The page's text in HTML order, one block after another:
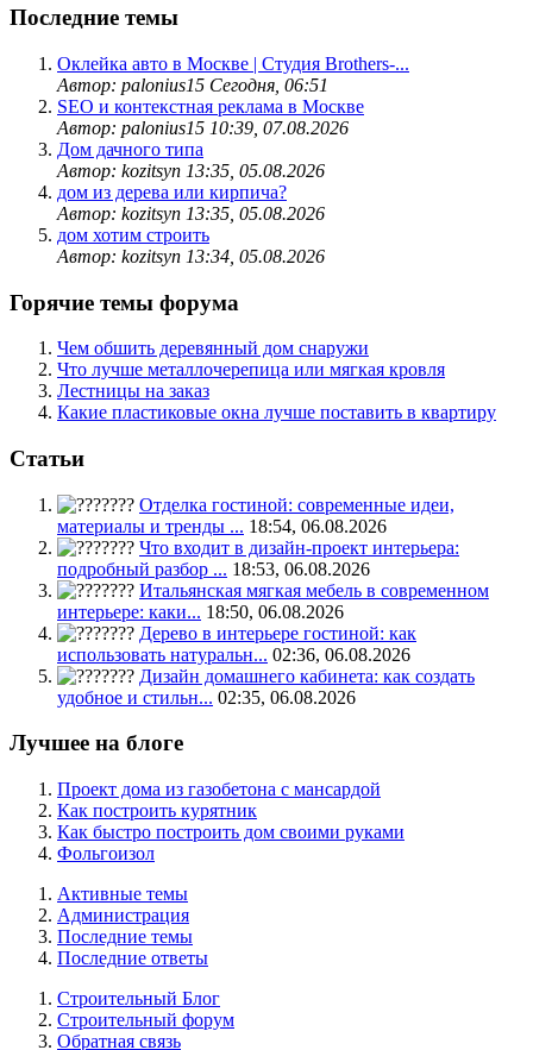
Последние темы
Оклейка авто в Москве | Студия Brothers-...
Автор: palonius15 Сегодня, 06:51
SEO и контекстная реклама в Москве
Автор: palonius15 10:39, 07.08.2026
Дом дачного типа
Автор: kozitsyn 13:35, 05.08.2026
дом из дерева или кирпича?
Автор: kozitsyn 13:35, 05.08.2026
дом хотим строить
Автор: kozitsyn 13:34, 05.08.2026
Горячие темы форума
Чем обшить деревянный дом снаружи
Что лучше металлочерепица или мягкая кровля
Лестницы на заказ
Какие пластиковые окна лучше поставить в квартиру
Статьи
Отделка гостиной: современные идеи,
материалы и тренды ... 18:54, 06.08.2026
Что входит в дизайн-проект интерьера:
подробный разбор ... 18:53, 06.08.2026
Итальянская мягкая мебель в современном
интерьере: каки... 18:50, 06.08.2026
Дерево в интерьере гостиной: как
использовать натуральн... 02:36, 06.08.2026
Дизайн домашнего кабинета: как создать
удобное и стильн... 02:35, 06.08.2026
Лучшее на блоге
Проект дома из газобетона с мансардой
Как построить курятник
Как быстро построить дом своими руками
Фольгоизол
Активные темы
Администрация
Последние темы
Последние ответы
Строительный Блог
Строительный форум
Обратная связь